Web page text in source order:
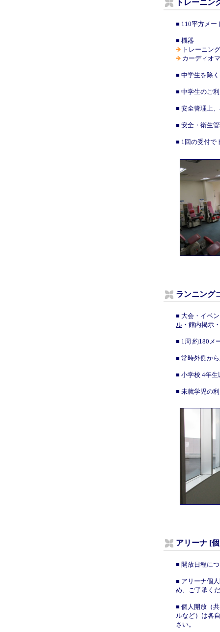
トレーニン
■ 110平方メ
■ 機器
トレーニン
カーディオ
■ 中学生を除
■ 中学生のご
■ 安全管理上
■ 安全・衛生
■ 1回の受付で
ランニング
■ 大会・イベ
ル ・館内掲示
■ 1周 約180メ
■ 常時外側か
■ 小学校 4年
■ 未就学児の
アリーナ [
■ 開放日程に
■ アリーナ個
め、ご了承く
■ 個人開放（
ルなど）は各
さい。